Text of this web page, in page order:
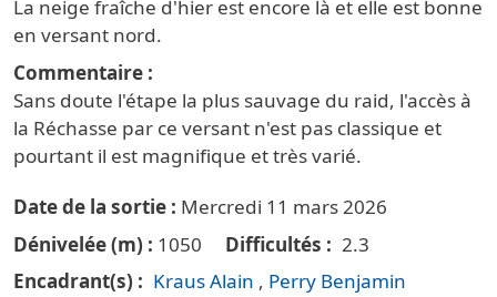
La neige fraîche d'hier est encore là et elle est bonne
en versant nord.
Commentaire
Sans doute l'étape la plus sauvage du raid, l'accès à
la Réchasse par ce versant n'est pas classique et
pourtant il est magnifique et très varié.
Date de la sortie
Mercredi 11 mars 2026
Dénivelée (m)
1050 Difficultés
2.3
Encadrant(s)
Kraus Alain
Perry Benjamin